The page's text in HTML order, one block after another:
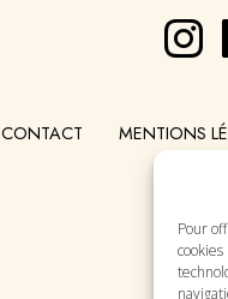
Pour
CONTACT MENTIONS